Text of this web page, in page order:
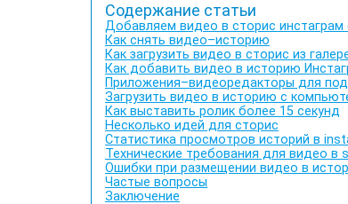
Содержание статьи
Добавляем видео в сторис
Как снять видео–историю
Как загрузить видео в сторис из
Как добавить видео в историю
Приложения–видеоредакторы для
Загрузить видео в историю с
Как выставить ролик более 15 секунд
Несколько идей для сторис
Статистика просмотров историй в
Технические требования для видео в
Ошибки при размещении видео в
Частые вопросы
Заключение